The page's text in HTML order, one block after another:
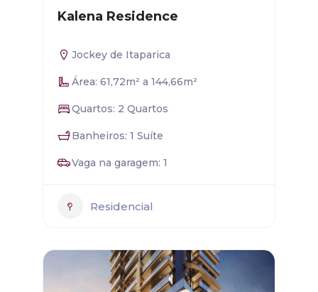
Kalena Residence
Jockey de Itaparica
Área: 61,72m² a 144,66m²
Quartos: 2 Quartos
Banheiros: 1 Suíte
Vaga na garagem: 1
Residencial